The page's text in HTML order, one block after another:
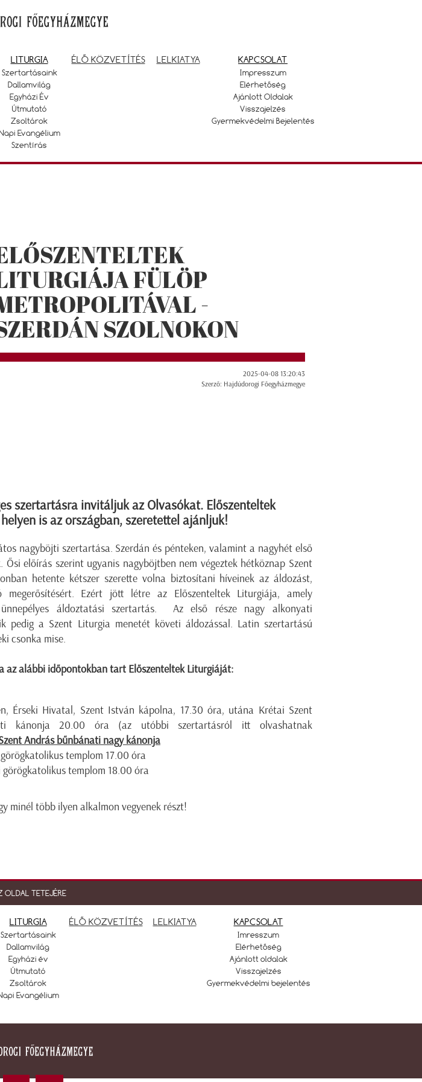
LITURGIA
Szertartásaink
Dallamvilág
Egyházi Év
Útmutató
Zsoltárok
Evangélium
Szentírás
ÉLŐ KÖZVETÍTÉS LELKIATYA KAPCSOLAT
Impresszum
Elérhetőség
Ajánlott Oldalak
Visszajelzés
Gyermekvédelmi Bejelentés
FÜLÖP
-
SZOLNOKON
2025-04-08 13:20:43
Szerző: Hajdúdorogi Főegyházmegye
szertartásra invitáljuk az Olvasókat. Előszenteltek
is az országban, szeretettel ajánljuk!
nagyböjti szertartása. Szerdán és pénteken, valamint a nagyhét első
Ősi előírás szerint ugyanis nagyböjtben nem végeztek hétköznap Szent
hetente kétszer szerette volna biztosítani híveinek az áldozást,
Ezért jött létre az Előszenteltek Liturgiája, amely
áldoztatási szertartás. Az első része nagy alkonyati
pedig a Szent Liturgia menetét követi áldozással. Latin szertartású
csonka mise.
az alábbi időpontokban tart Előszenteltek Liturgiáját:
Érseki Hivatal, Szent István kápolna, 17.30 óra, utána Krétai Szent
kánonja 20.00 óra (az utóbbi szertartásról itt olvashatnak
András bűnbánati nagy kánonja
templom 17.00 óra
görögkatolikus templom 18.00 óra
minél több ilyen alkalmon vegyenek részt!
OLDAL TETEJÉRE
LITURGIA
Szertartásaink
Dallamvilág
Egyházi év
Útmutató
Zsoltárok
Evangélium
ÉLŐ KÖZVETÍTÉS LELKIATYA KAPCSOLAT
Imresszum
Elérhetőség
Ajánlott oldalak
Visszajelzés
Gyermekvédelmi bejelentés